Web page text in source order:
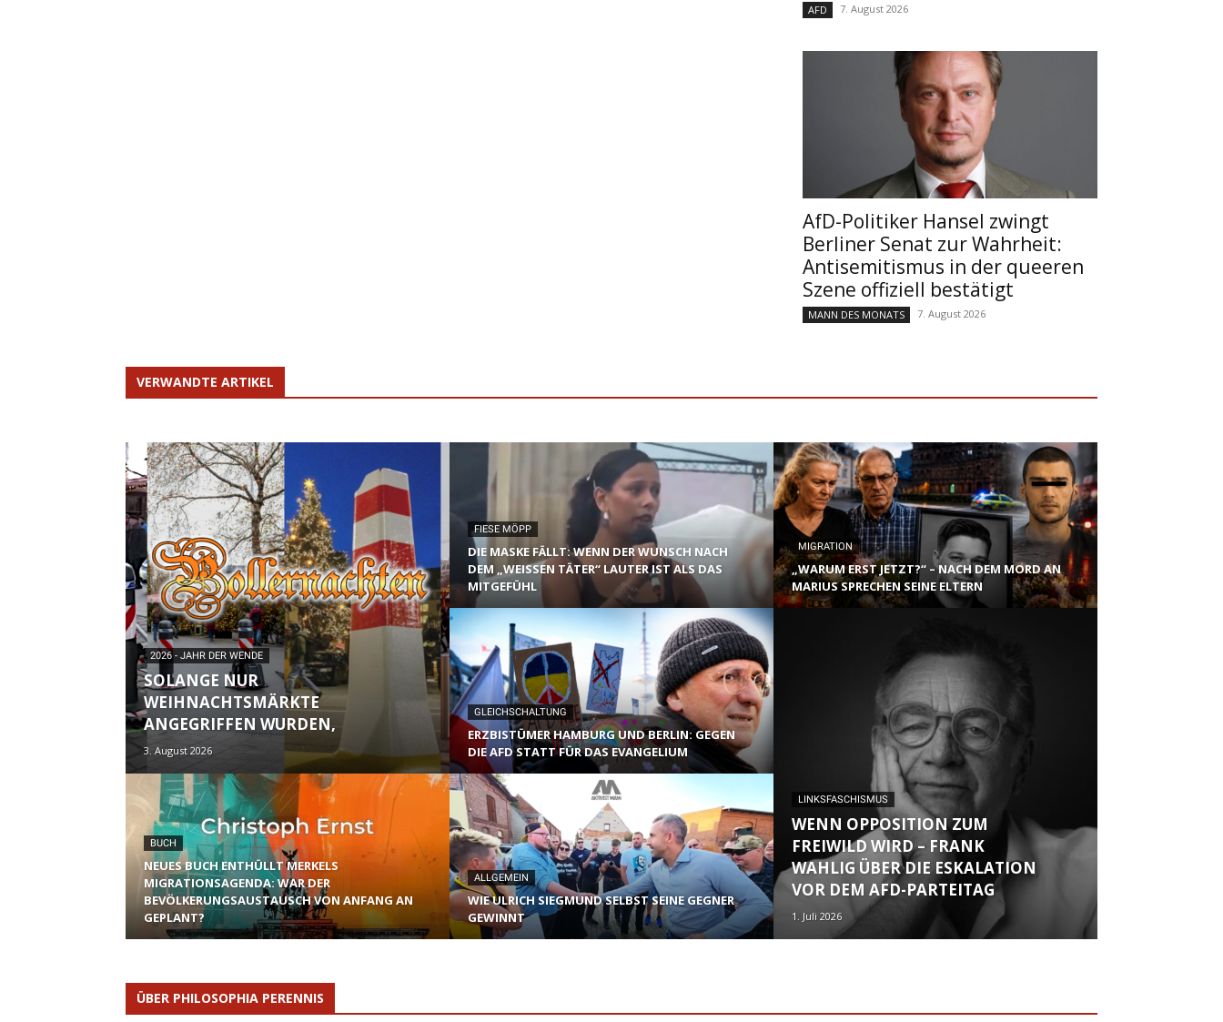
AFD 7. August 2026
AfD-Politiker Hansel zwingt
Berliner Senat zur Wahrheit:
Antisemitismus in der queeren
Szene offiziell bestätigt
MANN DES MONATS 7. August 2026
VERWANDTE ARTIKEL
2026 - JAHR DER WENDE
SOLANGE NUR
WEIHNACHTSMÄRKTE
ANGEGRIFFEN WURDEN,
3. August 2026
BUCH
NEUES BUCH ENTHÜLLT MERKELS
MIGRATIONSAGENDA: WAR DER
BEVÖLKERUNGSAUSTAUSCH VON ANFANG AN
GEPLANT?
FIESE MÖPP
DIE MASKE FÄLLT: WENN DER WUNSCH NACH
DEM „WEISSEN TÄTER“ LAUTER IST ALS DAS M
ITGEFÜHL
GLEICHSCHALTUNG
ERZBISTÜMER HAMBURG UND BERLIN: GEGEN
DIE AFD STATT FÜR DAS EVANGELIUM
ALLGEMEIN
WIE ULRICH SIEGMUND SELBST SEINE GEGNER
GEWINNT
MIGRATION
„WARUM ERST JETZT?“ – NACH DEM MORD AN
MARIUS SPRECHEN SEINE ELTERN
LINKSFASCHISMUS
WENN OPPOSITION ZUM
FREIWILD WIRD – FRANK
WAHLIG ÜBER DIE ESKALATION
VOR DEM AFD-PARTEITAG
1. Juli 2026
ÜBER PHILOSOPHIA PERENNIS